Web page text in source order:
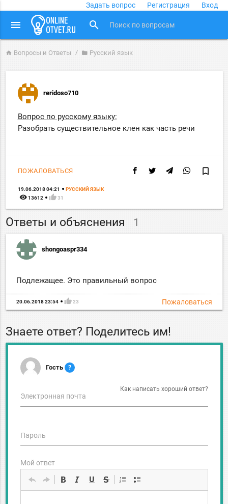
Задать вопрос Регистрация Вход
menu search
home Вопросы и Ответы folder Русский язык
reridoso710
Вопрос по русскому языку:
Разобрать существительное клен как часть речи
ПОЖАЛОВАТЬСЯ bookmark_border
19.06.2018 04:21 РУССКИЙ ЯЗЫК
remove_red_eye 13612 thumb_up 31
Ответы и объяснения 1
shongoaspr334
Подлежащее. Это правильный вопрос
Пожаловаться
20.06.2018 23:54 thumb_up 23
Знаете ответ? Поделитесь им!
Гость ?
Как написать хороший ответ?
Электронная почта
Пароль
Мой ответ